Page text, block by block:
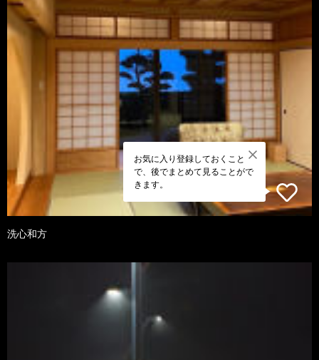
お気に入り登録しておくこと
で、後でまとめて見ることがで
きます。
洗心和方